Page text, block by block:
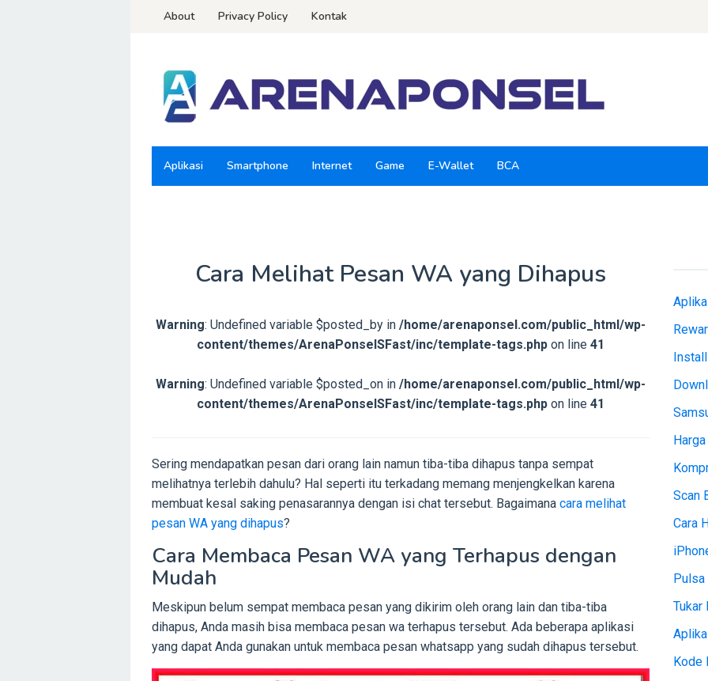
About Privacy Policy Kontak
Aplikasi Smartphone Internet Game E-Wallet BCA
Cara Melihat Pesan WA yang Dihapus
Warning: Undefined variable $posted_by in /home/arenaponsel.com/public_html/wp-
content/themes/ArenaPonselSFast/inc/template-tags.php on line 41
Warning: Undefined variable $posted_on in /home/arenaponsel.com/public_html/wp-
content/themes/ArenaPonselSFast/inc/template-tags.php on line 41
Sering mendapatkan pesan dari orang lain namun tiba-tiba dihapus tanpa sempat
melihatnya terlebih dahulu? Hal seperti itu terkadang memang menjengkelkan karena
membuat kesal saking penasarannya dengan isi chat tersebut. Bagaimana cara melihat
pesan WA yang dihapus?
Cara Membaca Pesan WA yang Terhapus dengan
Mudah
Meskipun belum sempat membaca pesan yang dikirim oleh orang lain dan tiba-tiba
dihapus, Anda masih bisa membaca pesan wa terhapus tersebut. Ada beberapa aplikasi
yang dapat Anda gunakan untuk membaca pesan whatsapp yang sudah dihapus tersebut.
Scan
Cara
Pulsa
Tukar
Kode